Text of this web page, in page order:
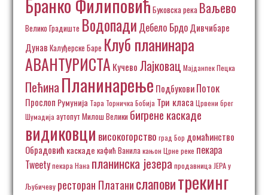
Буковска река Ваљево
Велико Градиште Водопади Дебело БрдоДивчибаре
Дунав Калуђерске Баре Клуб планинара
АВАНТУРИСТА Кучево Лајковац Мајданпек Пецка
Пећина Планинарење ПодбуковиПоток
Прослоп Румунија Тара Торничка Бобија Три класа Црвени брег
Шумадија аутопут Милош Велики бигрене каскаде
видиковци високогорство град Бор домаћинство
Обрадовић каскаде кафић Ванила кањон Црне реке пекара
Tweetyпекара Нана планинска језера продавница ЈЕРА у
Љубичеву ресторан Платанислаповитрекинг